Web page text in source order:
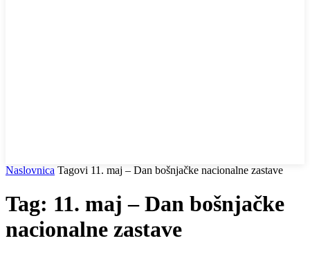
Naslovnica Tagovi 11. maj – Dan bošnjačke nacionalne zastave
Tag: 11. maj – Dan bošnjačke
nacionalne zastave